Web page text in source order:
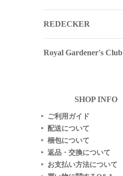
REDECKER
Royal Gardener's Club
SHOP INFO
▶ ご利用ガイド
▶ 配送について
▶ 梱包について
▶ 返品・交換について
▶ お支払い方法について